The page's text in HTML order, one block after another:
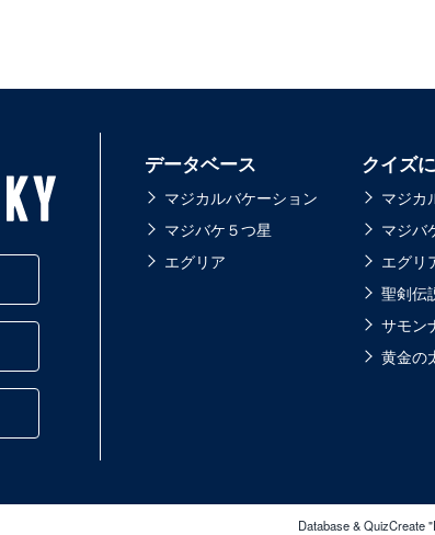
データベース
マジカルバケーション
マジバケ５つ星
エグリア
クイズ
マジカ
マジバ
エグリ
聖剣伝
サモン
黄金の
Database & QuizCreate